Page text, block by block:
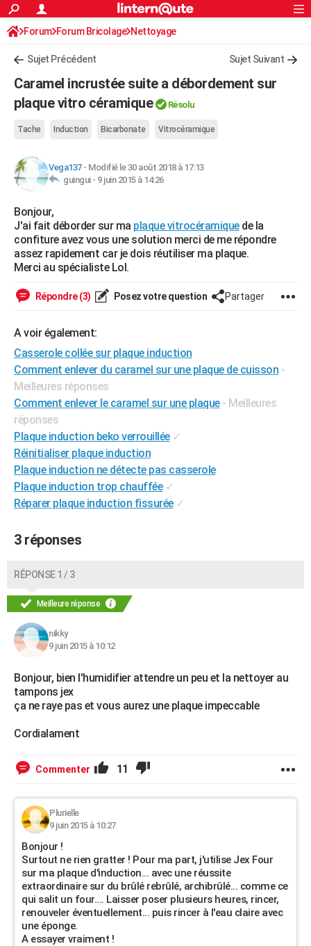
ACTUALITÉS
Politique
Société
Faits Divers
Education
Monde
Villes
+
Programme TV
Streaming
Cinéma
Sorties cinéma
Musique
FINANCE
Retraite
Impôts
Epargne
Immobilier
Risques naturels par ville
Banque
Assurance
Crédit
AUTO
Essais
Réserver un essai
Citadines
Berlines
SUV
Forum auto
HIGH-TECH
Mobiles
Meilleur smartphone
Internet
Ordinateurs
Jeux vidéo
Guide high-tech
+BRICOLAGE
Forum
Aménagement intérieur
Extérieur
Cuisine
Salle de bains
Jardinage
Rangement
WEEK-END
Guides de France
Escapades
Patrimoine
Expositions
Musées
Week-end nature
+LIFESTYLE
Art de vivre
Bien-être
Loisirs
Mode
Modes de vie
SANTE
Alimentation
Guide de la santé
Maladies
Médicaments
Sommeil
VOYAGE
PHOTO
GUIDES D'ACHAT
BONS PLANS
Carte de Noël
Carte Bonne année
Carte Saint-Valentin
Carte Pâques
Carte d'anniversaire
DICTIONNAIRE
Dictionnaire
Biographies
Citations
Expressions
Proverbes
PROGRAMME TV
COPAINS D'AVANT
Bricolage
Lifestyle
Culture
Sport
Auto
Television
Voyage
Cinema
S'inscrire
Connexion
Forum Forum Bricolage Nettoyage
Sujet Précédent Sujet Suivant
Caramel incrustée suite a débordement sur
plaque vitro céramique
Résolu
Tache Induction Bicarbonate Vitrocéramique
Vega137- Modifié le 30 août 2018 à 17:13
guingui - 9 juin 2015 à 14:26
Bonjour,
J'ai fait déborder sur ma plaque vitrocéramiquede la
confiture avez vous une solution merci de me répondre
assez rapidement car je dois réutiliser ma plaque.
Merci au spécialiste Lol.
Répondre (3) Posez votre question Partager
A voir également:
Casserole collée sur plaque induction
Comment enlever du caramel sur une plaque de cuisson -
Meilleures réponses
Comment enlever le caramel sur une plaque - Meilleures
réponses
Plaque induction beko verrouillée ✓
Réinitialiser plaque induction
Plaque induction ne détecte pas casserole
Plaque induction trop chauffée ✓
Réparer plaque induction fissurée ✓
3 réponses
RÉPONSE 1 / 3
Meilleure réponse
nikky
9 juin 2015 à 10:12
Bonjour, bien l'humidifier attendre un peu et la nettoyer au
tampons jex
ça ne raye pas et vous aurez une plaque impeccable
Cordialament
Commenter 11
Plurielle
9 juin 2015 à 10:27
Bonjour !
Surtout ne rien gratter ! Pour ma part, j'utilise Jex Four
sur ma plaque d'induction... avec une réussite
extraordinaire sur du brûlé rebrûlé, archibrûlé... comme ce
qui salit un four.... Laisser poser plusieurs heures, rincer,
renouveler éventuellement... puis rincer à l'eau claire avec
une éponge.
A essayer vraiment !